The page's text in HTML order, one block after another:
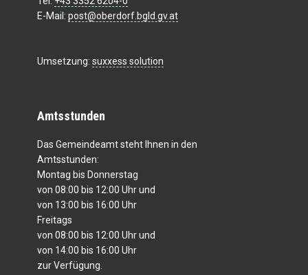
E-Mail: post@oberdorf.bgld.gv.at
Umsetzung: suxxess solution
Amtsstunden
Das Gemeindeamt steht Ihnen in den
Amtsstunden:
Montag bis Donnerstag
von 08:00 bis 12:00 Uhr und
von 13:00 bis 16:00 Uhr
Freitags
von 08:00 bis 12:00 Uhr und
von 14:00 bis 16:00 Uhr
zur Verfügung.